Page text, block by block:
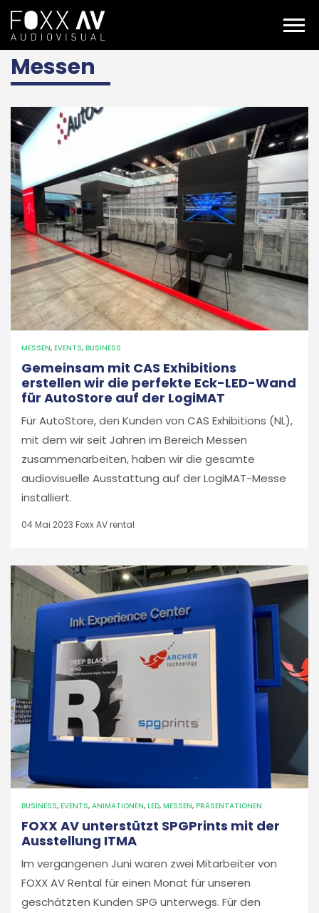
DE Projekte
Messen
MESSEN, EVENTS, BUSINESS
Gemeinsam mit CAS Exhibitions
erstellen wir die perfekte Eck-LED-Wand
für AutoStore auf der LogiMAT
Für AutoStore, den Kunden von CAS Exhibitions (NL),
mit dem wir seit Jahren im Bereich Messen
zusammenarbeiten, haben wir die gesamte
audiovisuelle Ausstattung auf der LogiMAT-Messe
installiert.
04 Mai 2023 Foxx AV rental
BUSINESS, EVENTS, ANIMATIONEN, LED, MESSEN, PRÄSENTATIONEN
FOXX AV unterstützt SPGPrints mit der
Ausstellung ITMA
Im vergangenen Juni waren zwei Mitarbeiter von
FOXX AV Rental für einen Monat für unseren
geschätzten Kunden SPG unterwegs. Für den